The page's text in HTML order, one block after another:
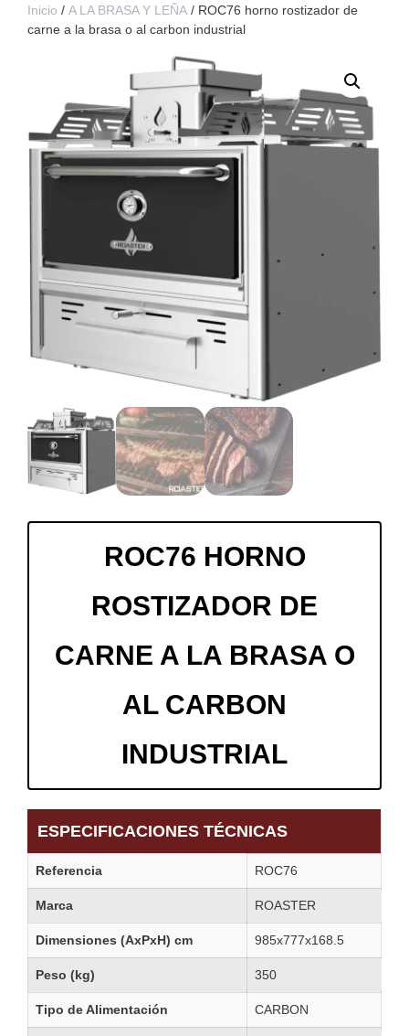
Inicio / A LA BRASA Y LEÑA / ROC76 horno rostizador de
carne a la brasa o al carbon industrial
ROC76 HORNO
ROSTIZADOR DE
CARNE A LA BRASA O
AL CARBON
INDUSTRIAL
ESPECIFICACIONES TÉCNICAS
Referencia ROC76
Marca ROASTER
Dimensiones (AxPxH) cm 985x777x168.5
Peso (kg) 350
Tipo de Alimentación CARBON